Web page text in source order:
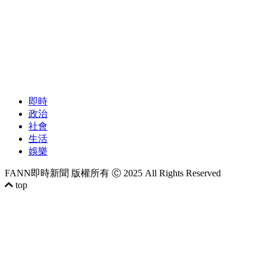
即時
政治
社會
生活
娛樂
FANN即時新聞 版權所有 Ⓒ 2025 All Rights Reserved
top